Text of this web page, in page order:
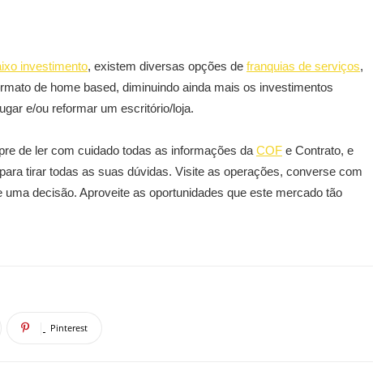
investimento, existem diversas opções de franquias de serviços,
de home based, diminuindo ainda mais os investimentos
e/ou reformar um escritório/loja.
de ler com cuidado todas as informações da COF e Contrato, e
tirar todas as suas dúvidas. Visite as operações, converse com
decisão. Aproveite as oportunidades que este mercado tão
Pinterest